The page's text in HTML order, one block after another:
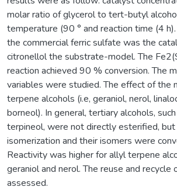
molar ratio of glycerol to tert-butyl
temperature (90 ° and reaction time (4
the commercial ferric sulfate was the
citronellol the substrate-model. The
reaction achieved 90 % conversion. The
variables were studied. The effect of the
terpene alcohols (i.e, geraniol, nerol,
borneol). In general, tertiary alcohols,
terpineol, were not directly esterified,
isomerization and their isomers were
Reactivity was higher for allyl terpene
geraniol and nerol. The reuse and
assessed.